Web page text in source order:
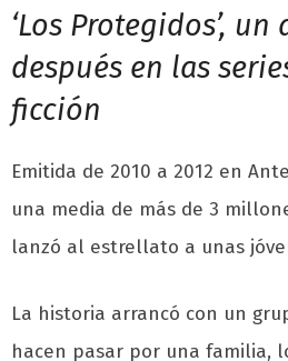
‘Los Protegidos’, un
después en las
ficción
Emitida de 2010 a 2012 en
una media de más de 3
lanzó al estrellato a unas
La historia arrancó con un
hacen pasar por una familia,